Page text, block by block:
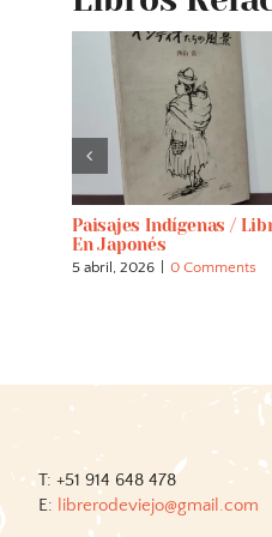
Jorge Vinatea
2 abril, 2026
T: +51 914 648 478
E: librerodeviejo@gmail.com